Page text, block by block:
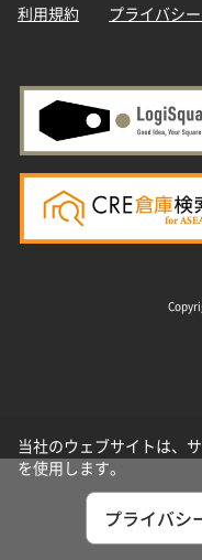
利用規約 プライバシ
当社のウェブサイトは、
を使用します。
プライバシ